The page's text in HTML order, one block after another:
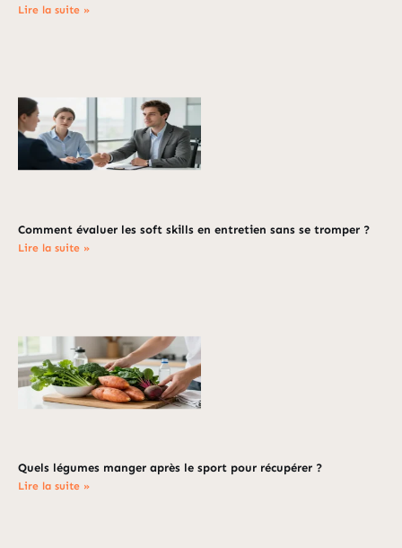
Lire la suite »
Comment évaluer les soft skills en entretien sans se tromper ?
Lire la suite »
Quels légumes manger après le sport pour récupérer ?
Lire la suite »